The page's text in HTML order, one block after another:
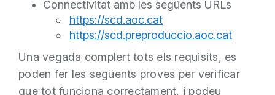
Connectivitat amb les següents URLs
https://scd.aoc.cat
https://scd.preproduccio.aoc.cat
Una vegada complert tots els requisits, es
poden fer les següents proves per verificar
que tot funciona correctament, i podeu